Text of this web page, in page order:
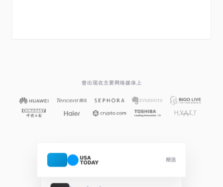
曾出现在主要网络媒体上
精选